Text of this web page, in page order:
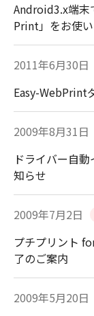
Android3.x端末
Print」をお使
2011年6月30日
Easy-WebPrint
2009年8月31日
ドライバー自
知らせ
2009年7月2日
プチプリント
了のご案内
2009年5月20日